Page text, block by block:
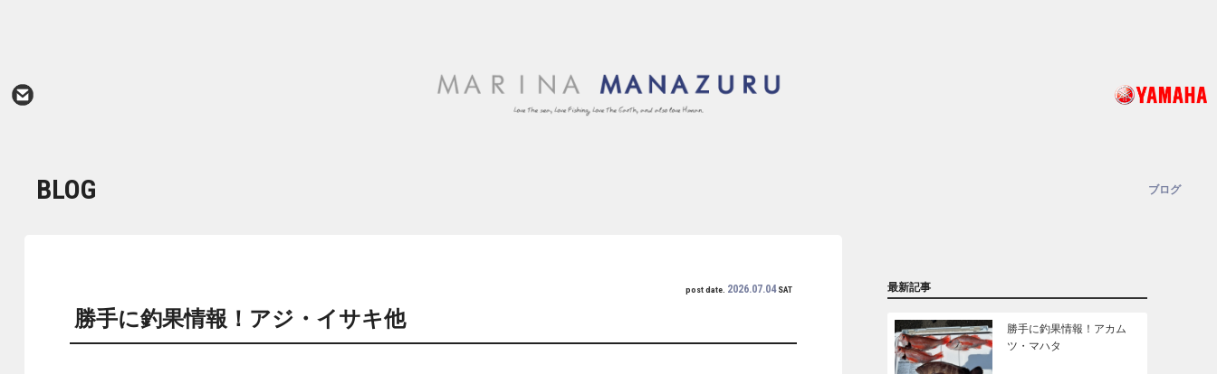
BLOG ブログ
post date. 2026.07.04SAT
勝手に釣果情報！アジ・イサキ他
最新記事
勝手に釣果情報！アカム
ツ・マハタ